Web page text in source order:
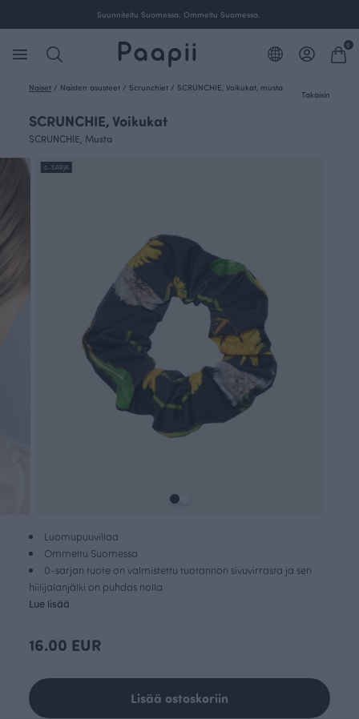
Suunniteltu Suomessa. Ommeltu Suomessa.
0
Naiset / Naisten asusteet / Scrunchiet / SCRUNCHIE, Voikukat, musta
Takaisin
SCRUNCHIE, Voikukat
SCRUNCHIE, Musta
0-SARJA
Luomupuuvillaa
Ommeltu Suomessa
0-sarjan tuote on valmistettu tuotannon sivuvirrasta ja sen
hiilijalanjälki on puhdas nolla
Lue lisää
16.00 EUR
Lisää ostoskoriin